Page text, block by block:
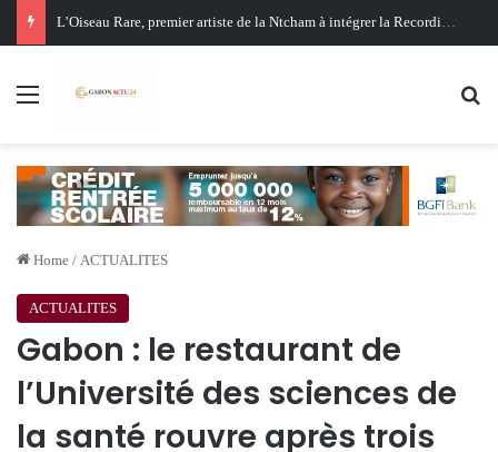
Oligui Nguema au Ghana : Libreville mise sur Accra pour renforcer sa stratégie diplomatique et économique
Menu
Home / ACTUALITES
ACTUALITES
Gabon : le restaurant de
l’Université des sciences de
la santé rouvre après trois